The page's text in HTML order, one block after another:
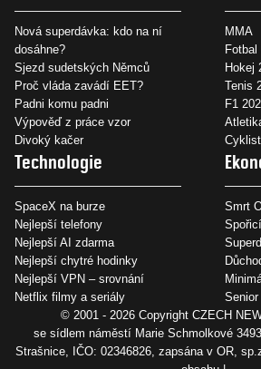
Nová superdávka: kdo na ní
dosáhne?
Sjezd sudetských Němců
Proč vláda zavádí EET?
Padni komu padni
Výpověď z práce vzor
Divoký kačer
MMA
Fotbal
Hokej
Tenis
F1
Technologie
SpaceX na burze
Nejlepší telefony
Nejlepší AI zdarma
Nejlepší chytré hodinky
Nejlepší VPN – srovnání
Netflix filmy a seriály
Smrt
© 2001 - 2026 Copyright CZECH
se sídlem náměstí Marie Schmolkové
Strašnice, IČO: 02346826, zapsána v OR,